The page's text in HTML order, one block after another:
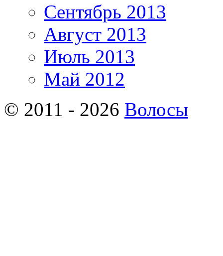
Сентябрь 2013
Август 2013
Июль 2013
Май 2012
© 2011 - 2026 Волосы